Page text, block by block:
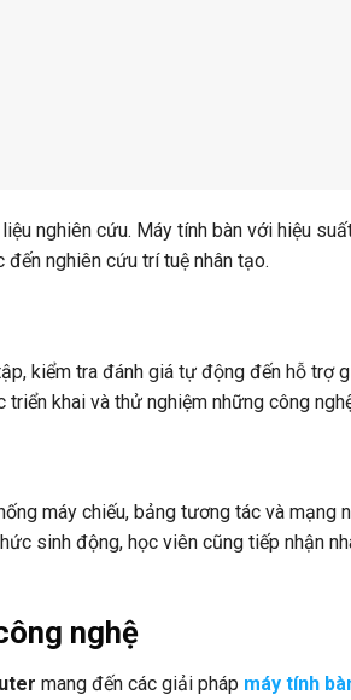
nghiên cứu. Máy tính bàn với hiệu
nghiên cứu trí tuệ nhân tạo.
kiểm tra đánh giá tự động đến hỗ trợ
khai và thử nghiệm những công
máy chiếu, bảng tương tác và mạng
sinh động, học viên cũng tiếp nhận
nghệ
mang đến các giải pháp máy tính